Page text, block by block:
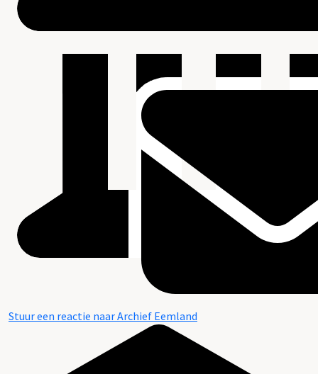
Stuur een reactie naar Archief Eemland